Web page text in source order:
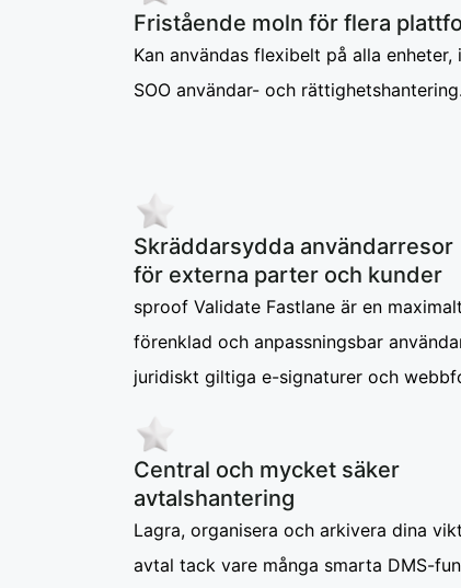
Fristående moln för flera
Kan användas flexibelt på alla enheter,
SOO användar- och rättighetshantering.
Skräddarsydda användarresor
för externa parter och kunder
sproof Validate Fastlane är en maximalt
förenklad och anpassningsbar
juridiskt giltiga e-signaturer och
Central och mycket säker
avtalshantering
Lagra, organisera och arkivera dina
avtal tack vare många smarta DMS-